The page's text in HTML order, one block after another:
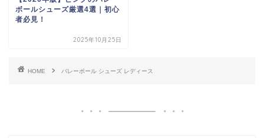
ボールシューズ厳選4選｜初心
者必見！
2025年10月25日
HOME バレーボール シューズ レディース